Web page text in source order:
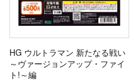
HG ウルトラマン 新たなる戦い
～ヴァージョンアップ・ファイ
ト!～編